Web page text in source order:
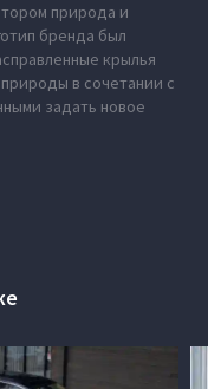
природа и
бренда был
крылья
в сочетании с
задать новое